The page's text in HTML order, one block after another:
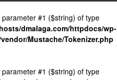
#1 ($string) of type
dmalaga.com/httpdocs/wp-
Mustache/Tokenizer.php
#1 ($string) of type